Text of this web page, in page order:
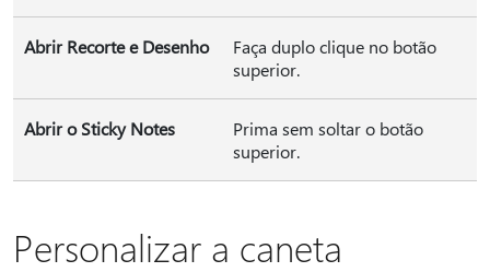
Abrir Recorte e Desenho
Faça duplo clique no botão
superior.
Abrir o Sticky Notes
Prima sem soltar o botão
superior.
Personalizar a caneta